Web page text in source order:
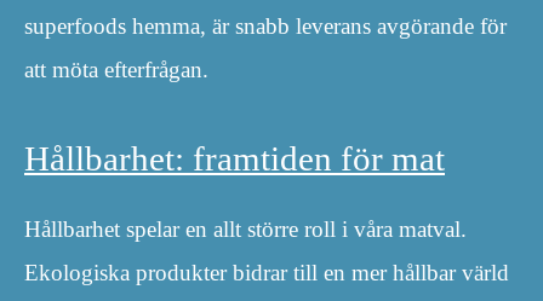
superfoods hemma, är snabb leverans avgörande för
att möta efterfrågan.
Hållbarhet: framtiden för mat
Hållbarhet spelar en allt större roll i våra matval.
Ekologiska produkter bidrar till en mer hållbar värld